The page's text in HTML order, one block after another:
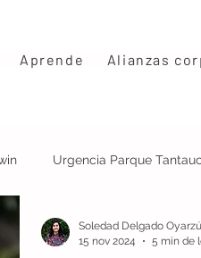
Aprende Alianzas
Urgencia Parque
Estrategia Rhinoderma
Soledad Delgado
15 nov 2024
5 min de